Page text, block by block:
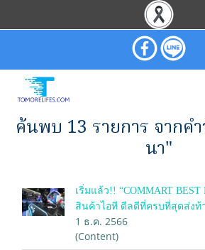
ค้นพบ 13 รายการ จากคำ
นา"
เริ่มแล้ว!! “COMMART
สินค้าไอที ดีลดีที่ครบที่สุดส่งท้
1 ธ.ค. 2566
(Content)